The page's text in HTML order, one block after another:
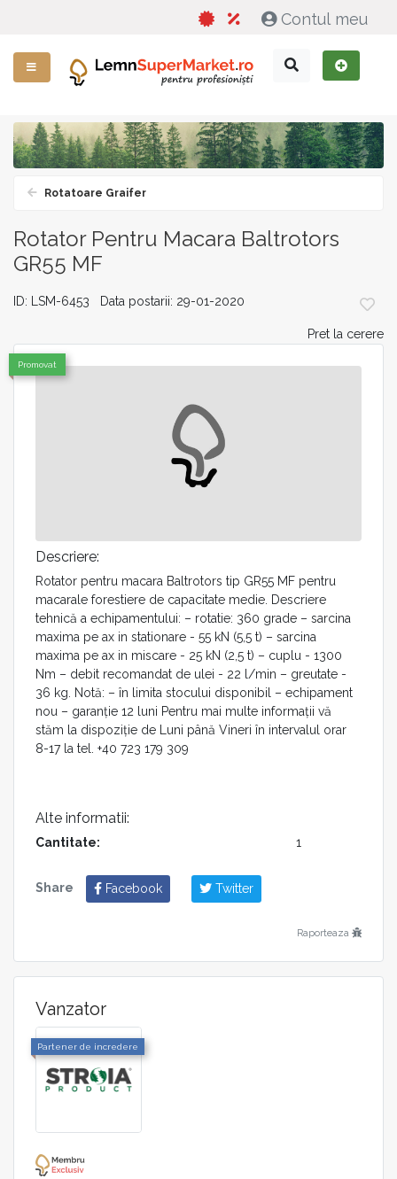
Contul meu
Rotatoare Graifer
Rotator Pentru Macara Baltrotors
GR55 MF
ID: LSM-6453 Data postarii: 29-01-2020
Pret la cerere
Promovat
Descriere:
Rotator pentru macara Baltrotors tip GR55 MF pentru
macarale forestiere de capacitate medie. Descriere
tehnică a echipamentului: – rotatie: 360 grade – sarcina
maxima pe ax in stationare - 55 kN (5,5 t) – sarcina
maxima pe ax in miscare - 25 kN (2,5 t) – cuplu - 1300
Nm – debit recomandat de ulei - 22 l/min – greutate -
36 kg. Notă: – în limita stocului disponibil – echipament
nou – garanție 12 luni Pentru mai multe informații vă
stăm la dispoziție de Luni până Vineri în intervalul orar
8-17 la tel. +40 723 179 309
Alte informatii:
Cantitate: 1
Share Facebook Twitter
Raporteaza
Vanzator
Partener de incredere